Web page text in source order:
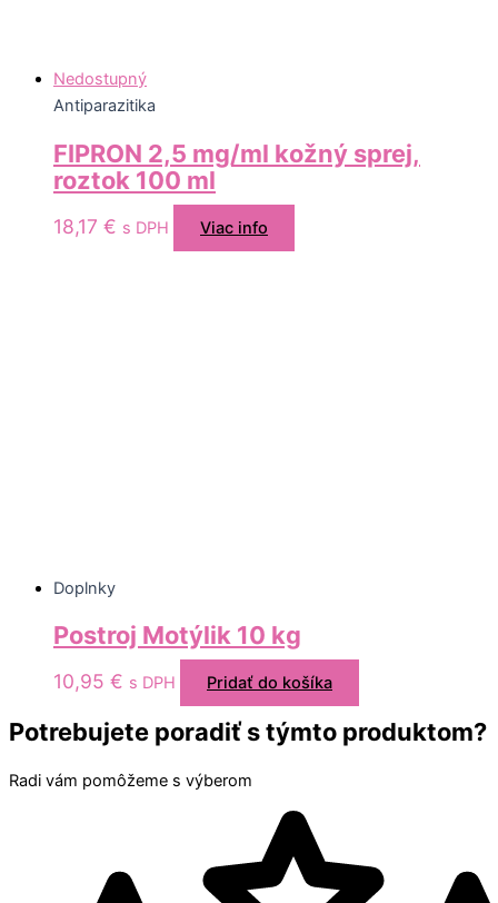
Nedostupný
Antiparazitika
FIPRON 2,5 mg/ml kožný sprej,
roztok 100 ml
18,17 € s DPH Viac info
Doplnky
Postroj Motýlik 10 kg
10,95 € s DPH Pridať do košíka
Potrebujete poradiť s týmto produktom?
Radi vám pomôžeme s výberom